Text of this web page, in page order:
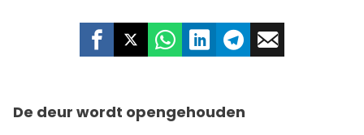
De deur wordt opengehouden